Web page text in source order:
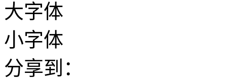
大字体
小字体
分享到：